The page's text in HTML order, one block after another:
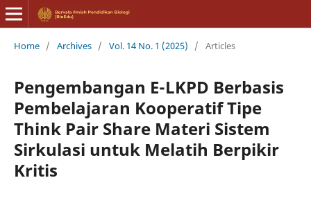
Home / Archives / Vol. 14 No. 1 (2025) / Articles
Pengembangan E-LKPD Berbasis
Pembelajaran Kooperatif Tipe
Think Pair Share Materi Sistem
Sirkulasi untuk Melatih Berpikir
Kritis